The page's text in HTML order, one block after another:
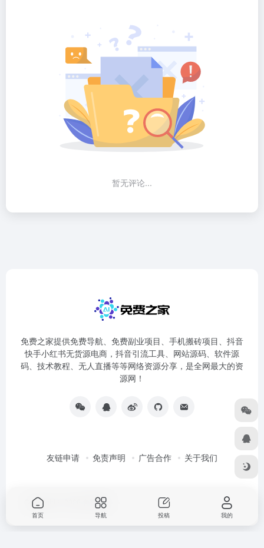
暂无评论...
免费之家提供免费导航、免费副业项目、手机搬砖项目、抖音
快手小红书无货源电商，抖音引流工具、网站源码、软件源
码、技术教程、无人直播等等网络资源分享，是全网最大的资
源网！
友链申请 免责声明 广告合作 关于我们
Copyright © 2026 免费之家
首页 导航 投稿 我的